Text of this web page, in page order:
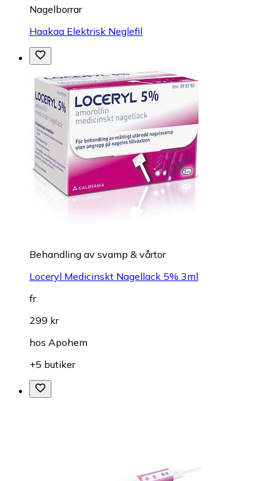
Nagelborrar
Haakaa Elektrisk Neglefil
Behandling av svamp & vårtor
Loceryl Medicinskt Nagellack 5% 3ml
fr.
299 kr
hos Apohem
+5 butiker